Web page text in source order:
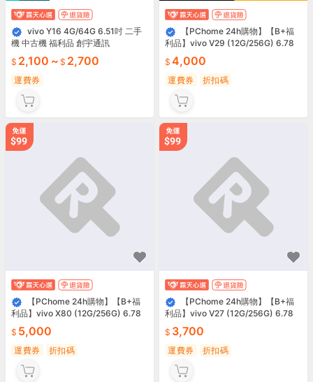
vivo Y16 4G/64G 6.51吋 二手
機 中古機 福利品 創宇通訊
2,100 ~ 2,700
運費券
【PChome 24h購物】【B+福
利品】vivo V29 (12G/256G) 6.78
4,000
運費券 折扣碼
【PChome 24h購物】【B+福
利品】vivo X80 (12G/256G) 6.78
5,000
運費券 折扣碼
【PChome 24h購物】【B+福
利品】vivo V27 (12G/256G) 6.78
3,700
運費券 折扣碼